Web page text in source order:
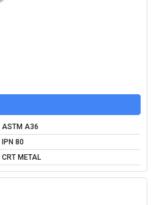
ASTM A36
IPN 80
CRT METAL